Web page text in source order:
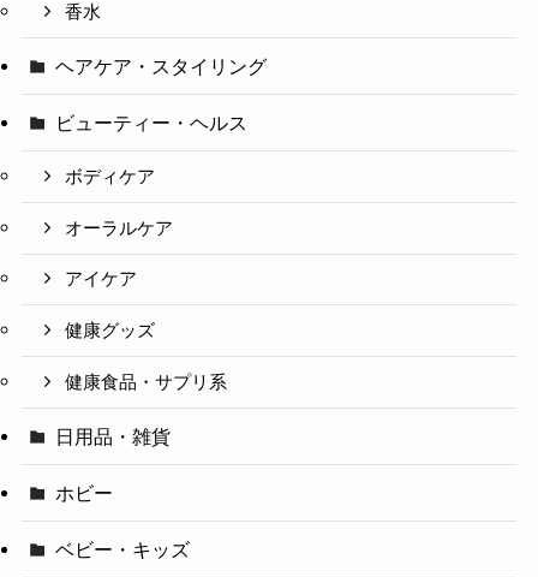
香水
ヘアケア・スタイリング
ビューティー・ヘルス
ボディケア
オーラルケア
アイケア
健康グッズ
健康食品・サプリ系
日用品・雑貨
ホビー
ベビー・キッズ